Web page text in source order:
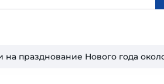
на празднование Нового года